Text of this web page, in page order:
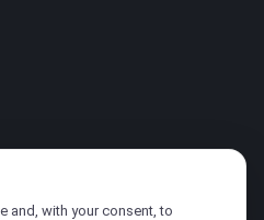
and, with your consent, to